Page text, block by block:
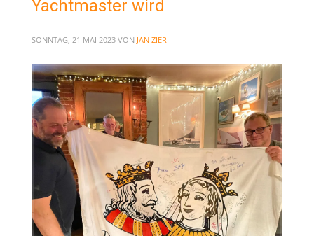
Yachtmaster wird
SONNTAG, 21 MAI 2023 VON JAN ZIER